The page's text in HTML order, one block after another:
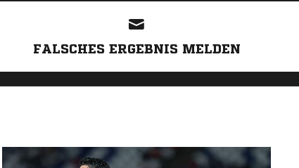
FALSCHES ERGEBNIS MELDEN